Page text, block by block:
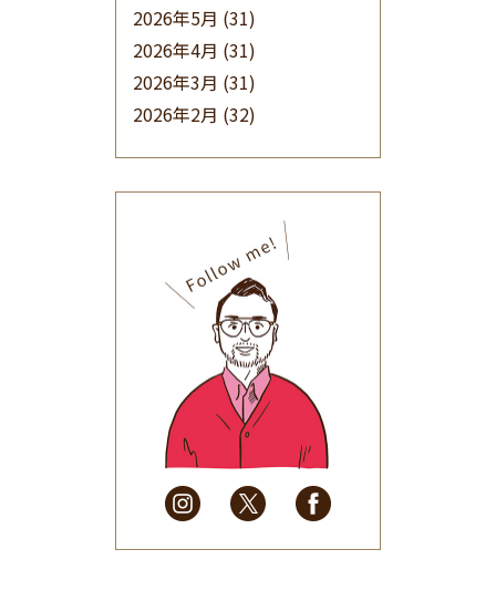
2026年5月 (31)
2026年4月 (31)
2026年3月 (31)
2026年2月 (32)
(32)
2025年9月(30)
2025年8月(31)
2025年7月(37)
2025年6月(48)
2025年5月
(41)
2025年4月
(32)
2025年3月(31)
2025年2月
(28)